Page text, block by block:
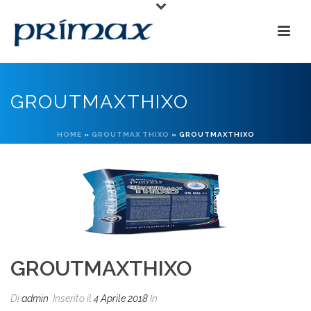
GROUTMAXTHIXO
HOME » GROUTMAX THIXO » GROUTMAXTHIXO
GROUTMAXTHIXO
Diadmin Inserito il4 Aprile 2018In